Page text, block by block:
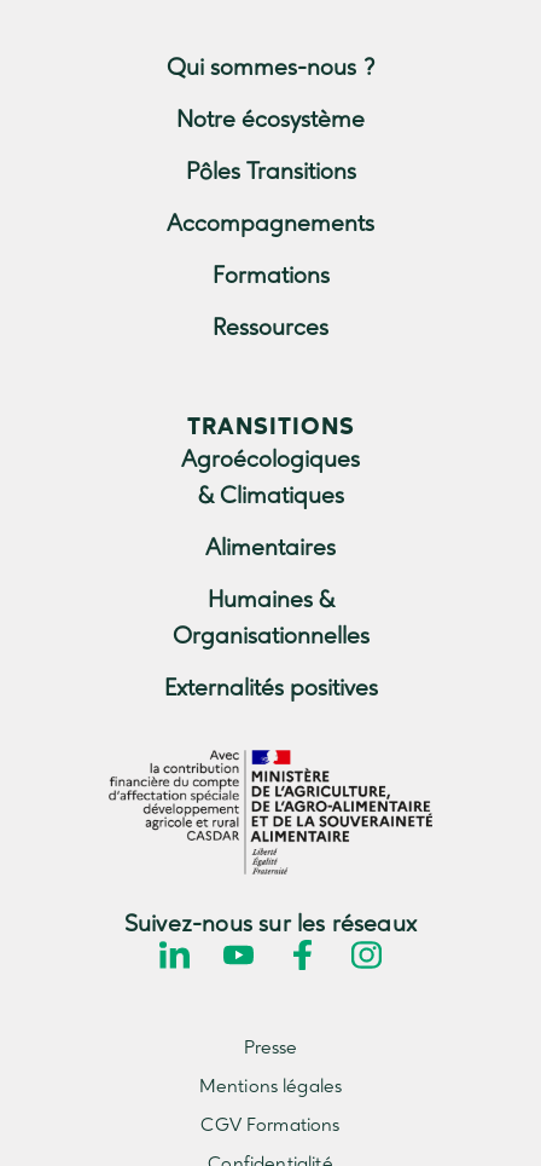
Qui sommes-nous ?
Notre écosystème
Pôles Transitions
Accompagnements
Formations
Ressources
TRANSITIONS
Agroécologiques
& Climatiques
Alimentaires
Humaines &
Organisationnelles
Externalités positives
Suivez-nous sur les réseaux
Presse
Mentions légales
CGV Formations